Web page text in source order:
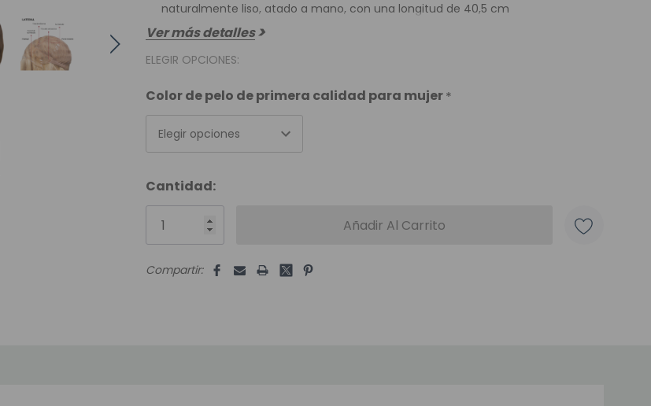
naturalmente liso, atado a mano, con una longitud de 40,5 cm
Ver más detalles
ELEGIR OPCIONES:
Color de pelo de primera calidad para mujer*
Elegir opciones
Unidades
disponibles:
Cantidad:
Compartir: